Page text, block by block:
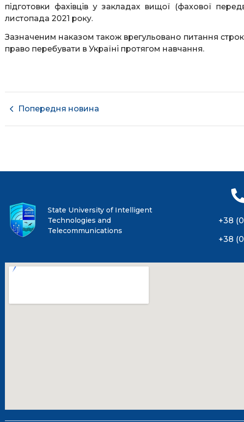
підготовки фахівців у закладах вищої (фахової
листопада 2021 року.
Зазначеним наказом також врегульовано питання
право перебувати в Україні протягом навчання.
Попередня новина
State University of Intelligent
Technologies and
Telecommunications
+38
+38